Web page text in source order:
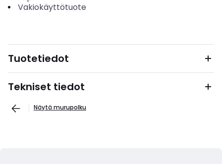
Vakiokäyttötuote
Tuotetiedot
Tekniset tiedot
Näytä murupolku